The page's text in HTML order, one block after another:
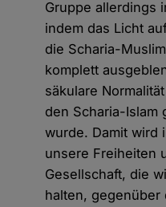
Gruppe allerdings
indem das Licht
die Scharia-
komplett
säkulare
den Scharia-Islam
wurde. Damit wird
unsere Freiheiten
Gesellschaft, die
halten, gegenüber